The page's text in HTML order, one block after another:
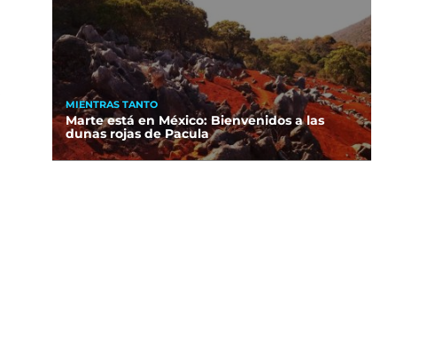
MIENTRAS TANTO
Marte está en México: Bienvenidos a las
dunas rojas de Pacula